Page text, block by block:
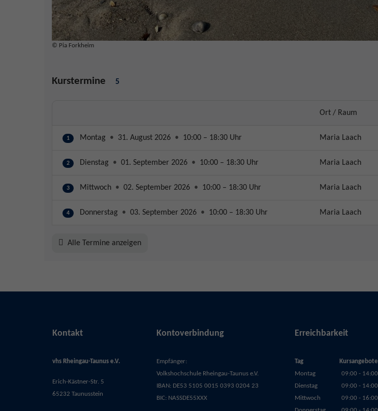
© Pia Forkheim
Kurstermine 5
Ort / Raum
1 Montag • 31. August 2026 • 10:00 – 18:30 Uhr Maria Laach
2 Dienstag • 01. September 2026 • 10:00 – 18:30 Uhr Maria Laach
3 Mittwoch • 02. September 2026 • 10:00 – 18:30 Uhr Maria Laach
4 Donnerstag • 03. September 2026 • 10:00 – 18:30 Uhr Maria Laach
Alle Termine anzeigen
Kontakt
vhs Rheingau-Taunus e.V.
Erich-Kästner-Str. 5
65232 Taunusstein
Kontoverbindung
Empfänger:
Volkshochschule Rheingau-Taunus e.V.
IBAN: DE53 5105 0015 0393 0204 23
BIC: NASSDE55XXX
Erreichbarkeit
Tag Kursangebote
Montag
09:00 - 14:00
Dienstag
09:00 - 14:00
Mittwoch
09:00 - 16:00